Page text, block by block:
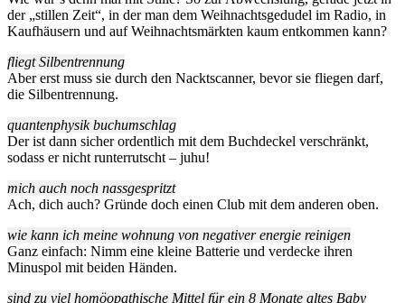
der „stillen Zeit“, in der man dem Weihnachtsgedudel im Radio, in
Kaufhäusern und auf Weihnachtsmärkten kaum entkommen kann?
fliegt Silbentrennung
Aber erst muss sie durch den Nacktscanner, bevor sie fliegen darf,
die Silbentrennung.
quantenphysik buchumschlag
Der ist dann sicher ordentlich mit dem Buchdeckel verschränkt,
sodass er nicht runterrutscht – juhu!
mich auch noch nassgespritzt
Ach, dich auch? Gründe doch einen Club mit dem anderen oben.
wie kann ich meine wohnung von negativer energie reinigen
Ganz einfach: Nimm eine kleine Batterie und verdecke ihren
Minuspol mit beiden Händen.
sind zu viel homöopathische Mittel für ein 8 Monate altes Baby